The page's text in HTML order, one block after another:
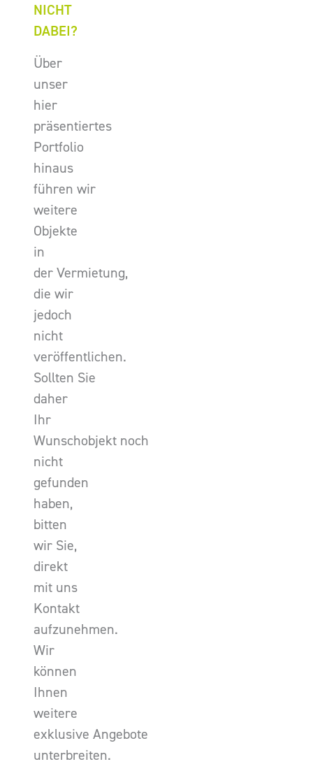
NICHT
DABEI?
Über
unser
hier
präsentiertes
Portfolio
hinaus
führen wir
weitere
Objekte
in
der Vermietung,
die wir
jedoch
nicht
veröffentlichen.
Sollten Sie
daher
Ihr
Wunschobjekt noch
nicht
gefunden
haben,
bitten
wir Sie,
direkt
mit uns
Kontakt
aufzunehmen.
Wir
können
Ihnen
weitere
exklusive Angebote
unterbreiten.